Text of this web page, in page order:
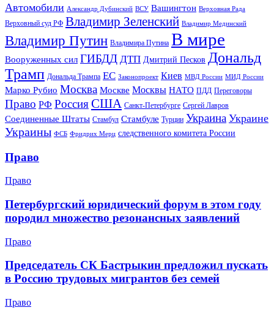
Автомобили Александр Дубинский ВСУ Вашингтон Верховная Рада
Верховный суд РФ Владимир Зеленский Владимир Мединский
Владимир Путин Владимира Путина В мире
Вооруженных сил ГИБДД ДТП Дмитрий Песков Дональд
Трамп Дональда Трампа ЕС Законопроект Киев МВД России МИД России
Марко Рубио Москва Москве Москвы НАТО ПДД Переговоры
Право РФ РоссияСША Санкт-Петербурге Сергей Лавров
Соединенные Штаты Стамбул Стамбуле Турции Украина Украине
Украины ФСБ Фридрих Мерц следственного комитета России
Право
Право
Петербургский юридический форум в этом году
породил множество резонансных заявлений
Право
Председатель СК Бастрыкин предложил пускать
в Россию трудовых мигрантов без семей
Право